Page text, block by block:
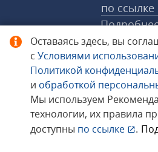
Оставаясь здесь, вы
с Условиями
Политикой
и обработкой
Мы используем
технологии, их правила
доступны по ссылке .
по ссылке
© 1998−2026
Сообщить